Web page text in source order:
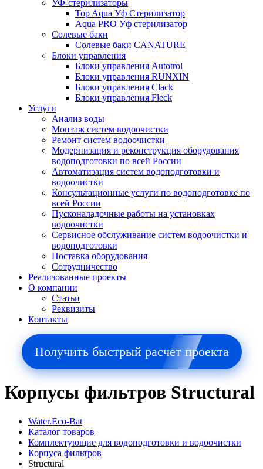
УФ-стерилизаторы
Top Aqua Уф Стерилизатор
Aqua PRO Уф стерилизатор
Солевые баки
Солевые баки CANATURE
Блоки управления
Блоки управления Autotrol
Блоки управления RUNXIN
Блоки управления Clack
Блоки управления Fleck
Услуги
Анализ воды
Монтаж систем водоочистки
Ремонт систем водоочистки
Модернизация и реконструкция оборудования
водоподготовки по всей России
Автоматизация систем водоподготовки и
водоочистки
Консультационные услуги по водоподготовке по
всей России
Пусконаладочные работы на установках
водоочистки
Сервисное обслуживание систем водоочистки и
водоподготовки
Поставка оборудования
Сотрудничество
Реализованные проекты
О компании
Cтатьи
Реквизиты
Контакты
Получить быстрый расчет проекта
Корпусы фильтров Structural
Water.Eco-Bat
Каталог товаров
Комплектующие для водоподготовки и водоочистки
Корпуса фильтров
Structural